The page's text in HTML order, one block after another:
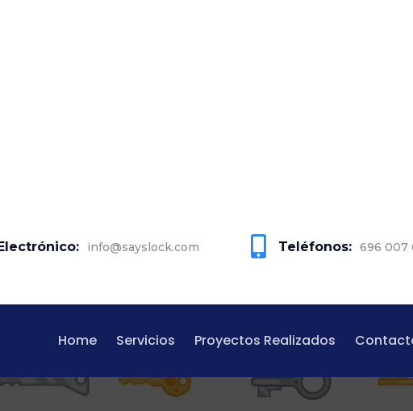
info@sayslock.com Teléfonos: 696 007
Home Servicios Proyectos Realizados